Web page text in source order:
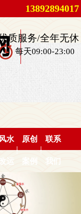
13892894017
质服务/全年无休
每天09:00-23:00
风水
改运
原创
案例
联系
我们